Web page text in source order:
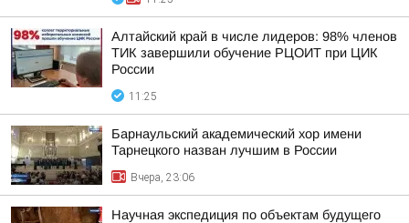
Алтайский край в числе лидеров: 98% членов
ТИК завершили обучение РЦОИТ при ЦИК
России
11:25
Барнаульский академический хор имени
Тарнецкого назван лучшим в России
Вчера, 23:06
Научная экспедиция по объектам будущего